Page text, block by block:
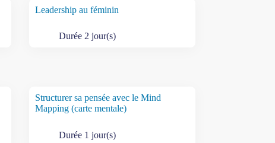
Leadership au féminin
Durée 2 jour(s)
Structurer sa pensée avec le Mind
Mapping (carte mentale)
Durée 1 jour(s)